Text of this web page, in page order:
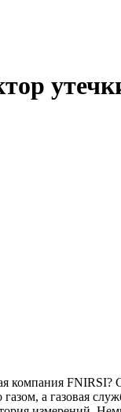
компания FNIRSI?
а газовая